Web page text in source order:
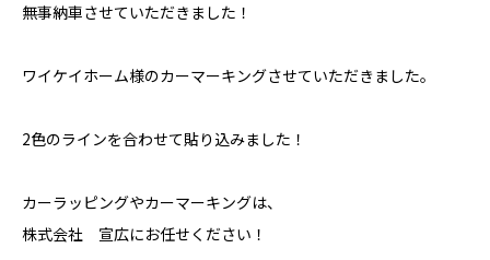
無事納車させていただきました！
ワイケイホーム様のカーマーキングさせていただきました。
2色のラインを合わせて貼り込みました！
カーラッピングやカーマーキングは、
株式会社 宣広にお任せください！